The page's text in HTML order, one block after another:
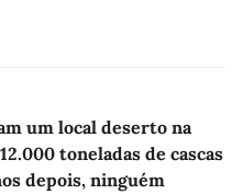
um local deserto na
toneladas de cascas
depois, ninguém